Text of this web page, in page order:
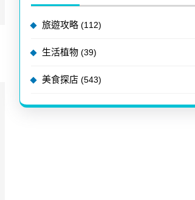
旅遊攻略 (112)
生活植物 (39)
美食探店 (543)